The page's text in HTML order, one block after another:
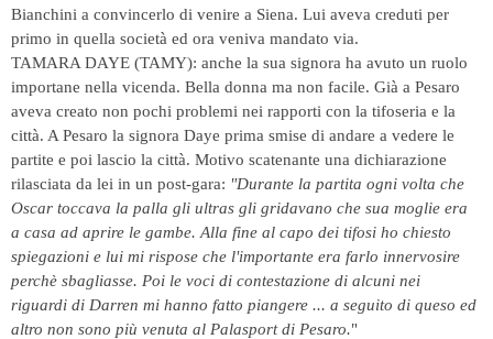
Bianchini a convincerlo di venire a Siena. Lui aveva creduti per
primo in quella società ed ora veniva mandato via.
TAMARA DAYE (TAMY): anche la sua signora ha avuto un ruolo
importane nella vicenda. Bella donna ma non facile. Già a Pesaro
aveva creato non pochi problemi nei rapporti con la tifoseria e la
città. A Pesaro la signora Daye prima smise di andare a vedere le
partite e poi lascio la città. Motivo scatenante una dichiarazione
rilasciata da lei in un post-gara: "Durante la partita ogni volta che
Oscar toccava la palla gli ultras gli gridavano che sua moglie era
a casa ad aprire le gambe. Alla fine al capo dei tifosi ho chiesto
spiegazioni e lui mi rispose che l'importante era farlo innervosire
perchè sbagliasse. Poi le voci di contestazione di alcuni nei
riguardi di Darren mi hanno fatto piangere ... a seguito di queso ed
altro non sono più venuta al Palasport di Pesaro."